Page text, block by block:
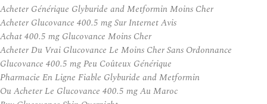
Acheter Générique Glyburide and Metformin Moins Cher
Acheter Glucovance 400.5 mg Sur Internet Avis
Achat 400.5 mg Glucovance Moins Cher
Acheter Du Vrai Glucovance Le Moins Cher Sans Ordonnance
Glucovance 400.5 mg Peu Coûteux Générique
Pharmacie En Ligne Fiable Glyburide and Metformin
Ou Acheter Le Glucovance 400.5 mg Au Maroc